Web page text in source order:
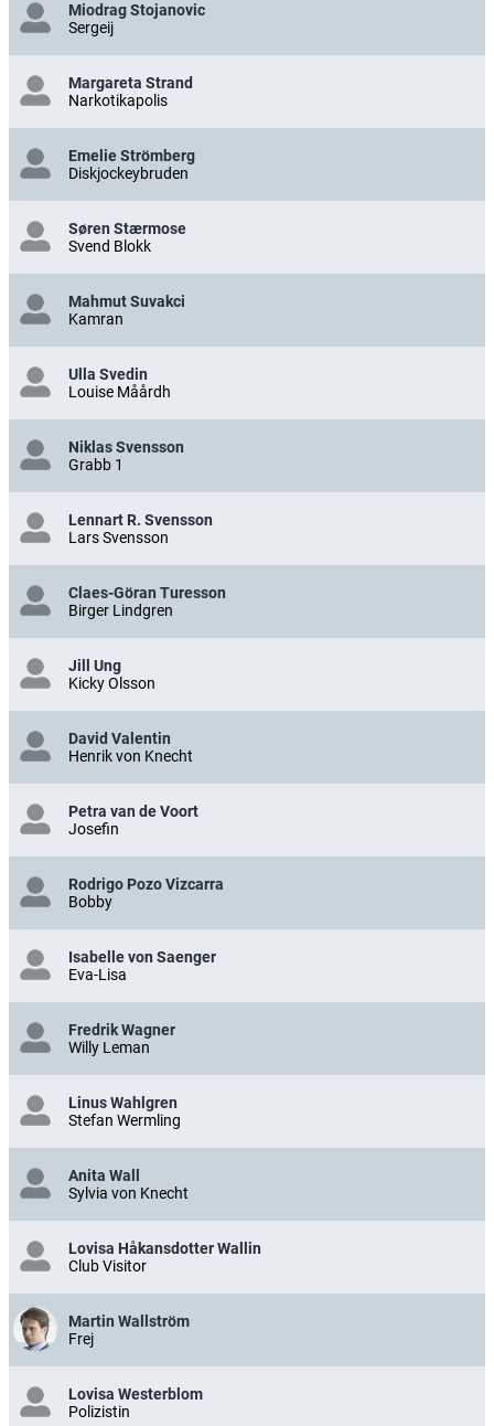
Miodrag Stojanovic
Sergeij
Margareta Strand
Narkotikapolis
Emelie Strömberg
Diskjockeybruden
Søren Stærmose
Svend Blokk
Mahmut Suvakci
Kamran
Ulla Svedin
Louise Måårdh
Niklas Svensson
Grabb 1
Lennart R. Svensson
Lars Svensson
Claes-Göran Turesson
Birger Lindgren
Jill Ung
Kicky Olsson
David Valentin
Henrik von Knecht
Petra van de Voort
Josefin
Rodrigo Pozo Vizcarra
Bobby
Isabelle von Saenger
Eva-Lisa
Fredrik Wagner
Willy Leman
Linus Wahlgren
Stefan Wermling
Anita Wall
Sylvia von Knecht
Lovisa Håkansdotter Wallin
Club Visitor
Martin Wallström
Frej
Lovisa Westerblom
Polizistin